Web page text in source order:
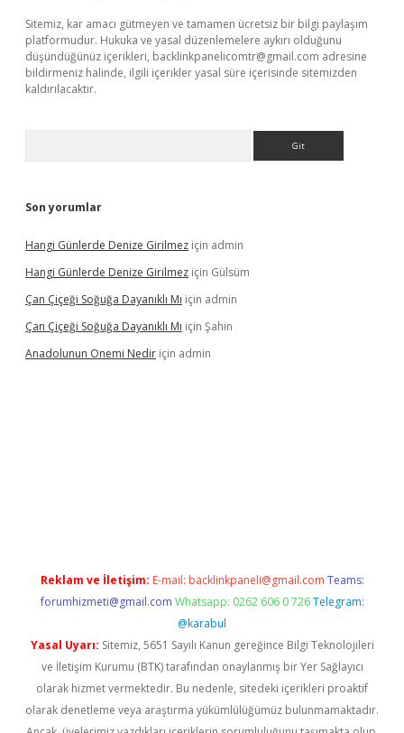
Sitemiz, kar amacı gütmeyen ve tamamen ücretsiz bir bilgi paylaşım
platformudur. Hukuka ve yasal düzenlemelere aykırı olduğunu
düşündüğünüz içerikleri, backlinkpanelicomtr@gmail.com adresine
bildirmeniz halinde, ilgili içerikler yasal süre içerisinde sitemizden
kaldırılacaktır.
Son yorumlar
Hangi Günlerde Denize Girilmez için admin
Hangi Günlerde Denize Girilmez için Gülsüm
Çan Çiçeği Soğuğa Dayanıklı Mı için admin
Çan Çiçeği Soğuğa Dayanıklı Mı için Şahin
Anadolunun Onemi Nedir için admin
Reklam ve İletişim: E-mail: backlinkpaneli@gmail.com Teams:
forumhizmeti@gmail.com Whatsapp: 0262 606 0 726 Telegram:
@karabul
Yasal Uyarı: Sitemiz, 5651 Sayılı Kanun gereğince Bilgi Teknolojileri
ve İletişim Kurumu (BTK) tarafından onaylanmış bir Yer Sağlayıcı
olarak hizmet vermektedir. Bu nedenle, sitedeki içerikleri proaktif
olarak denetleme veya araştırma yükümlülüğümüz bulunmamaktadır.